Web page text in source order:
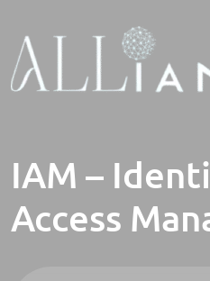
IAM –
Access